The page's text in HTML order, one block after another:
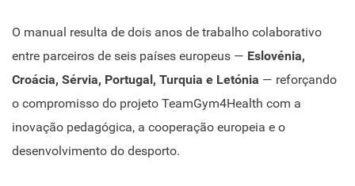
O manual resulta de dois anos de trabalho colaborativo
entre parceiros de seis países europeus — Eslovénia,
Croácia, Sérvia, Portugal, Turquia e Letónia — reforçando
o compromisso do projeto TeamGym4Health com a
inovação pedagógica, a cooperação europeia e o
desenvolvimento do desporto.